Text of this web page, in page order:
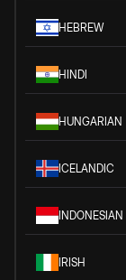
HEBREW
HINDI
HUNGARIAN
ICELANDIC
INDONESIAN
IRISH